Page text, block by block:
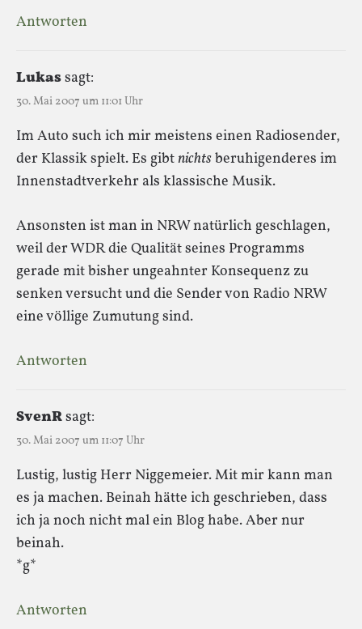
Antworten
Lukassagt:
30. Mai 2007 um 11:01 Uhr
Im Auto such ich mir meistens einen Radiosender,
der Klassik spielt. Es gibtnichtsberuhigenderes im
Innenstadtverkehr als klassische Musik.
Ansonsten ist man in NRW natürlich geschlagen,
weil der WDR die Qualität seines Programms
gerade mit bisher ungeahnter Konsequenz zu
senken versucht und die Sender von Radio NRW
eine völlige Zumutung sind.
Antworten
SvenRsagt:
30. Mai 2007 um 11:07 Uhr
Lustig, lustig Herr Niggemeier. Mit mir kann man
es ja machen. Beinah hätte ich geschrieben, dass
ich ja noch nicht mal ein Blog habe. Aber nur
beinah.
*g*
Antworten